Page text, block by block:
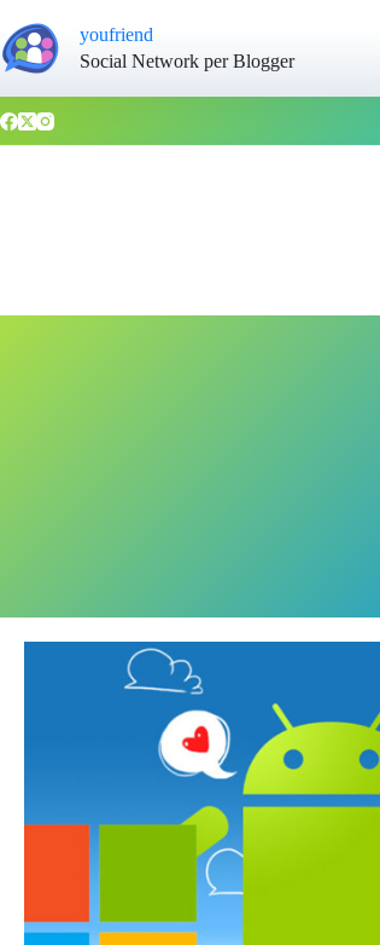
youfriend
Social Network per Blogger